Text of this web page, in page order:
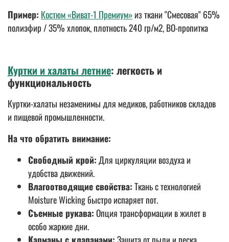
Пример: Костюм «Виват-1 Премиум»из ткани "Смесовая" 65%
полиэфир / 35% хлопок, плотность 240 гр/м2, ВО-пропитка
Куртки и халаты летние: легкость и
функциональность
Куртки-халаты незаменимы для медиков, работников складов
и пищевой промышленности.
На что обратить внимание:
Свободный крой:Для циркуляции воздуха и
удобства движений.
Влагоотводящие свойства:Ткань с технологией
Moisture Wicking быстро испаряет пот.
Съемные рукава:Опция трансформации в жилет в
особо жаркие дни.
Карманы с клапанами:Защита от пыли и песка.